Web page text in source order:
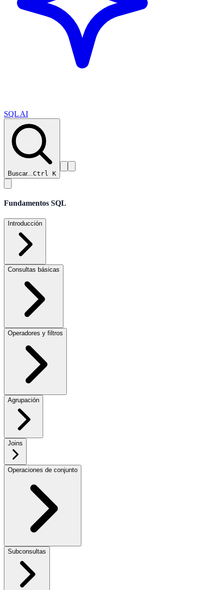
SQL AI
Buscar...Ctrl K
Fundamentos SQL
Introducción
Consultas básicas
Operadores y filtros
Agrupación
Joins
Operaciones de conjunto
Subconsultas